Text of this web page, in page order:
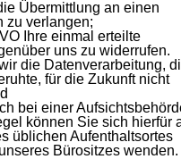
Übermittlung an einen
zu verlangen;
Ihre einmal erteilte
uns zu widerrufen.
die Datenverarbeitung,
für die Zukunft nicht
bei einer
können Sie sich hierfür
üblichen Aufenthaltsortes
Bürositzes wenden.